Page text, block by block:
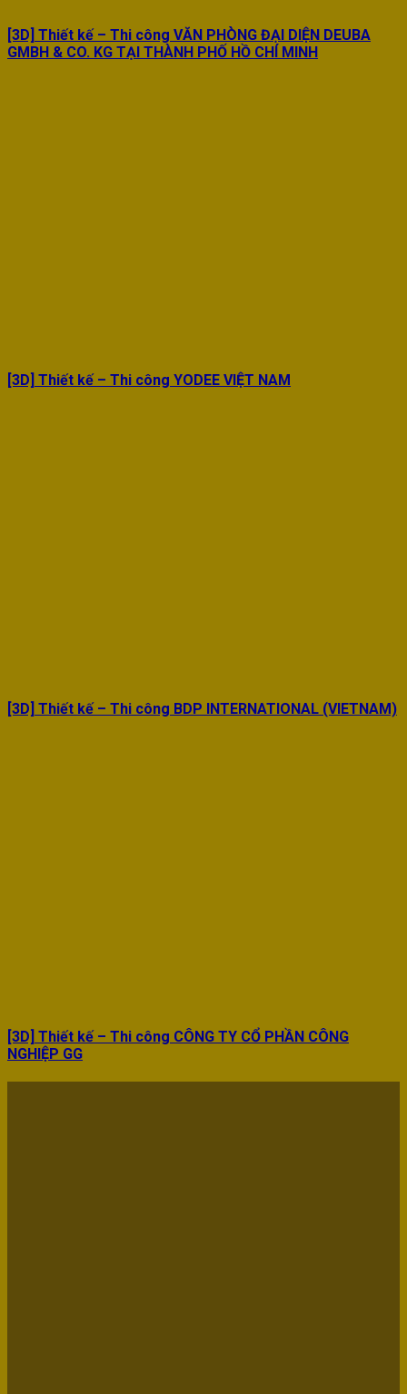
[3D] Thiết kế – Thi công VĂN PHÒNG ĐẠI DIỆN DEUBA
GMBH & CO. KG TẠI THÀNH PHỐ HỒ CHÍ MINH
[3D] Thiết kế – Thi công YODEE VIỆT NAM
[3D] Thiết kế – Thi công BDP INTERNATIONAL (VIETNAM)
[3D] Thiết kế – Thi công CÔNG TY CỔ PHẦN CÔNG
NGHIỆP GG